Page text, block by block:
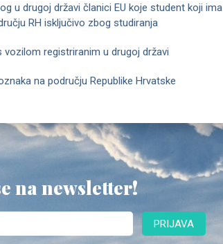
u drugoj državi članici EU koje student koji ima
RH isključivo zbog studiranja
registriranim u drugoj državi
na području Republike Hrvatske
na newsletter!
PRIJAVA